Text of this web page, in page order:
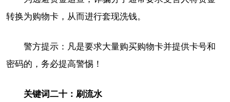
转换为购物卡，从而进行套现洗钱。
警方提示：凡是要求大量购买购物卡并提供卡号和
密码的，务必提高警惕！
关键词二十：刷流水